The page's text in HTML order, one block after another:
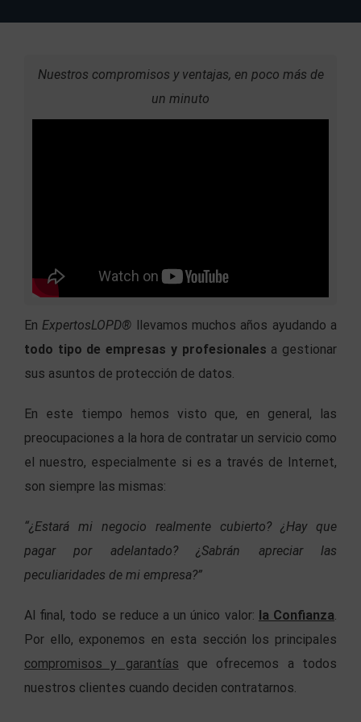
Nuestros compromisos y ventajas, en poco más de
un minuto
En ExpertosLOPD® llevamos muchos años ayudando a
todo tipo de empresas y profesionales a gestionar
sus asuntos de protección de datos.
En este tiempo hemos visto que, en general, las
preocupaciones a la hora de contratar un servicio como
el nuestro, especialmente si es a través de Internet,
son siempre las mismas:
“¿Estará mi negocio realmente cubierto? ¿Hay que
pagar por adelantado? ¿Sabrán apreciar las
peculiaridades de mi empresa?”
Al final, todo se reduce a un único valor: la Confianza
Por ello, exponemos en esta sección los principales
compromisos y garantías que ofrecemos a todos
nuestros clientes cuando deciden contratarnos.